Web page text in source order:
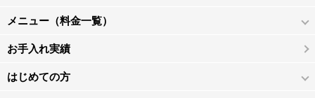
メニュー（料金一覧）
お手入れ実績
はじめての方